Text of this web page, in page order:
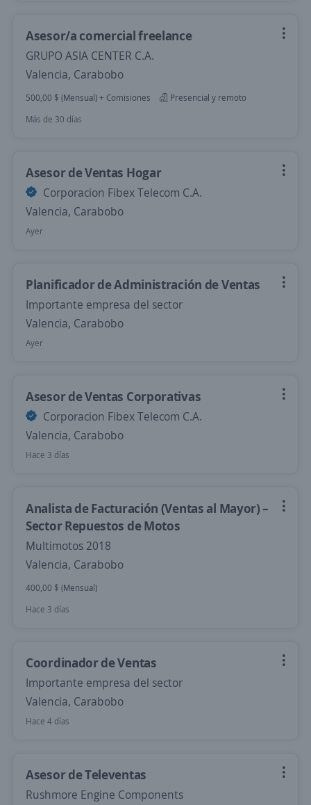
Asesor/a comercial freelance
GRUPO ASIA CENTER C.A.
Valencia, Carabobo
500,00 $ (Mensual) + Comisiones
Presencial y remoto
Más de 30 días
Asesor de Ventas Hogar
Corporacion Fibex Telecom C.A.
Valencia, Carabobo
Ayer
Planificador de Administración de Ventas
Importante empresa del sector
Valencia, Carabobo
Ayer
Asesor de Ventas Corporativas
Corporacion Fibex Telecom C.A.
Valencia, Carabobo
Hace 3 días
Analista de Facturación (Ventas al Mayor) –
Sector Repuestos de Motos
Multimotos 2018
Valencia, Carabobo
400,00 $ (Mensual)
Hace 3 días
Coordinador de Ventas
Importante empresa del sector
Valencia, Carabobo
Hace 4 días
Asesor de Televentas
Rushmore Engine Components